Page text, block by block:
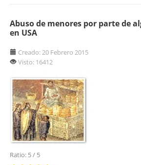
Abuso de menores por parte de
en USA
Creado: 20 Febrero 2015
Visto: 16412
Ratio: 5/ 5